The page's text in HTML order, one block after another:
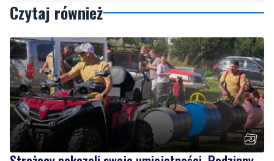
Strażacy pokazali swoje umiejętności. Rodzinny
festyn przyciągnął mieszkańców oraz gości